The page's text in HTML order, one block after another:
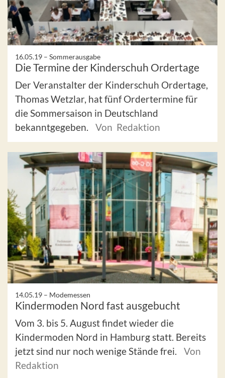
16.05.19 – Sommerausgabe
Die Termine der Kinderschuh Ordertage
Der Veranstalter der Kinderschuh Ordertage,
Thomas Wetzlar, hat fünf Ordertermine für
die Sommersaison in Deutschland
bekanntgegeben.
Von Redaktion
14.05.19 – Modemessen
Kindermoden Nord fast ausgebucht
Vom 3. bis 5. August findet wieder die
Kindermoden Nord in Hamburg statt. Bereits
jetzt sind nur noch wenige Stände frei.
Von
Redaktion